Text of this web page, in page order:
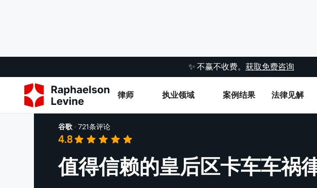
✨ 不赢不收费。 获取免费咨询
律师 执业领域 案例结果 法律见解
Queens
谷歌 · 721条评论
4.8
值得信赖的皇后区卡车车祸